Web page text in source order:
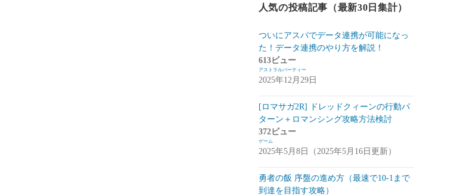
ゲーム(175)
スマートフォン(94)
PC (7)
お知らせ(6)
コンパイル (9)
姫プタワー
攻略 (9)
雑談・感想(2)
人気の投稿記事（最新30日集計）
ついにアスパでデータ連携が可能になっ
た！データ連携のやり方を解説！
613ビュー
アストラルパーティー
2025年12月29日
[ロマサガ2R] ドレッドクィーンの行動パ
ターン＋ロマンシング攻略方法検討
372ビュー
ゲーム
2025年5月8日（2025年5月16日更新）
勇者の飯 序盤の進め方（最速で10-1まで
到達を目指す攻略）